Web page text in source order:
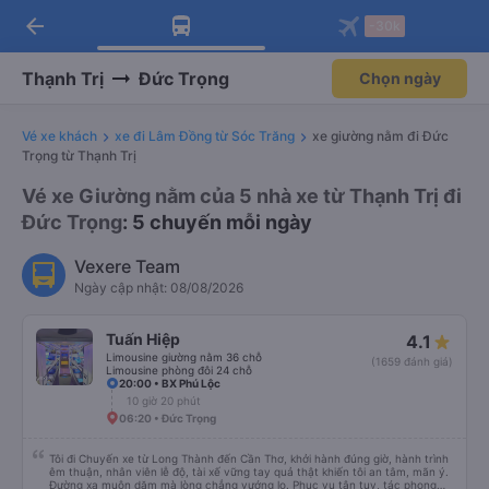
Tải app Vexere ngay!
Nhận ưu đãi thành viên độc
Mở app
Tải app Vexere
-30k/ghế khi đặt vé máy bay qua
Mở app
arrow_back
Thạnh Trị Đức Trọng Chọn ngày
Vé xe khách xe đi Lâm Đồng từ Sóc Trăng
xe giường nằm đi Đức
Trọng từ Thạnh Trị
Vé xe Giường nằm của 5 nhà xe từ Thạnh Trị đi
Đức Trọng: 5 chuyến mỗi ngày
Vexere Team
Ngày cập nhật: 08/08/2026
Tuấn Hiệp
Limousine giường nằm 36 chỗ
Limousine phòng đôi 24 chỗ
4.1
(1659 đánh giá)
20:00 • BX Phú Lộc
10 giờ 20 phút
06:20 • Đức Trọng
Tôi đi Chuyến xe từ Long Thành đến Cần Thơ, khởi hành đúng giờ, hành trình
êm thuận, nhân viên lễ độ, tài xế vững tay quả thật khiến tôi an tâm, mãn ý.
Đường xa muôn dặm mà lòng chẳng vướng lo. Phục vụ tận tụy, tác phong